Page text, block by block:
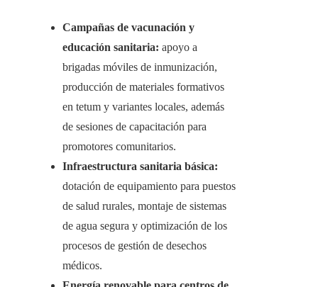
Campañas de vacunación y
educación sanitaria: apoyo a
brigadas móviles de inmunización,
producción de materiales formativos
en tetum y variantes locales, además
de sesiones de capacitación para
promotores comunitarios.
Infraestructura sanitaria básica:
dotación de equipamiento para puestos
de salud rurales, montaje de sistemas
de agua segura y optimización de los
procesos de gestión de desechos
médicos.